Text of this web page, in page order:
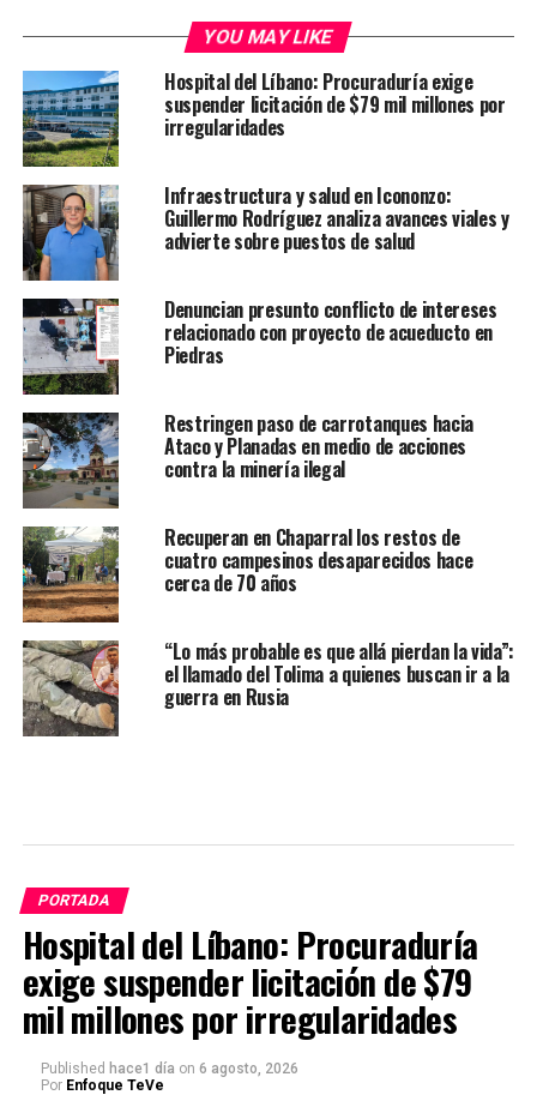
YOU MAY LIKE
Hospital del Líbano: Procuraduría exige
suspender licitación de $79 mil millones por
irregularidades
Infraestructura y salud en Icononzo:
Guillermo Rodríguez analiza avances viales y
advierte sobre puestos de salud
Denuncian presunto conflicto de intereses
relacionado con proyecto de acueducto en
Piedras
Restringen paso de carrotanques hacia
Ataco y Planadas en medio de acciones
contra la minería ilegal
Recuperan en Chaparral los restos de
cuatro campesinos desaparecidos hace
cerca de 70 años
“Lo más probable es que allá pierdan la vida”:
el llamado del Tolima a quienes buscan ir a la
guerra en Rusia
PORTADA
Hospital del Líbano: Procuraduría
exige suspender licitación de $79
mil millones por irregularidades
Published hace1 día on 6 agosto, 2026
Por Enfoque TeVe